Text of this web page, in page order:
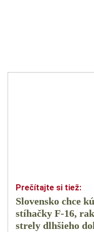
Slovensko chce
stíhačky F-16,
strely dlhšieho